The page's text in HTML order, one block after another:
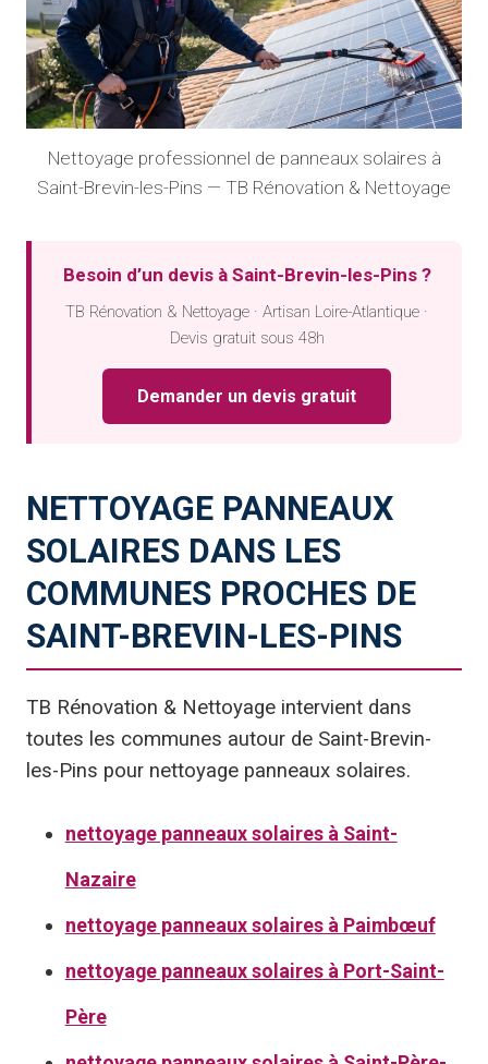
Nettoyage professionnel de panneaux solaires à
Saint-Brevin-les-Pins — TB Rénovation & Nettoyage
Besoin d’un devis à Saint-Brevin-les-Pins ?
TB Rénovation & Nettoyage · Artisan Loire-Atlantique ·
Devis gratuit sous 48h
Demander un devis gratuit
NETTOYAGE PANNEAUX
SOLAIRES DANS LES
COMMUNES PROCHES DE
SAINT-BREVIN-LES-PINS
TB Rénovation & Nettoyage intervient dans
toutes les communes autour de Saint-Brevin-
les-Pins pour nettoyage panneaux solaires.
nettoyage panneaux solaires à Saint-
Nazaire
nettoyage panneaux solaires à Paimbœuf
nettoyage panneaux solaires à Port-Saint-
Père